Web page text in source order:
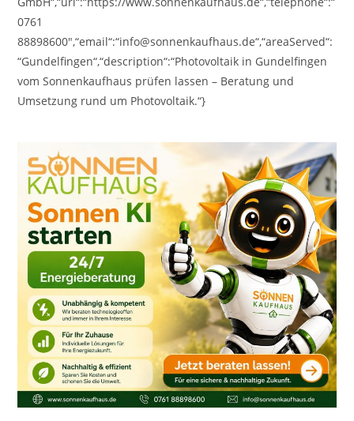
0761
88898600″,“email“:“info@sonnenkaufhaus.de“,“areaServed“:
“Gundelfingen“,“description“:“Photovoltaik in Gundelfingen
vom Sonnenkaufhaus prüfen lassen – Beratung und
Umsetzung rund um Photovoltaik.“}